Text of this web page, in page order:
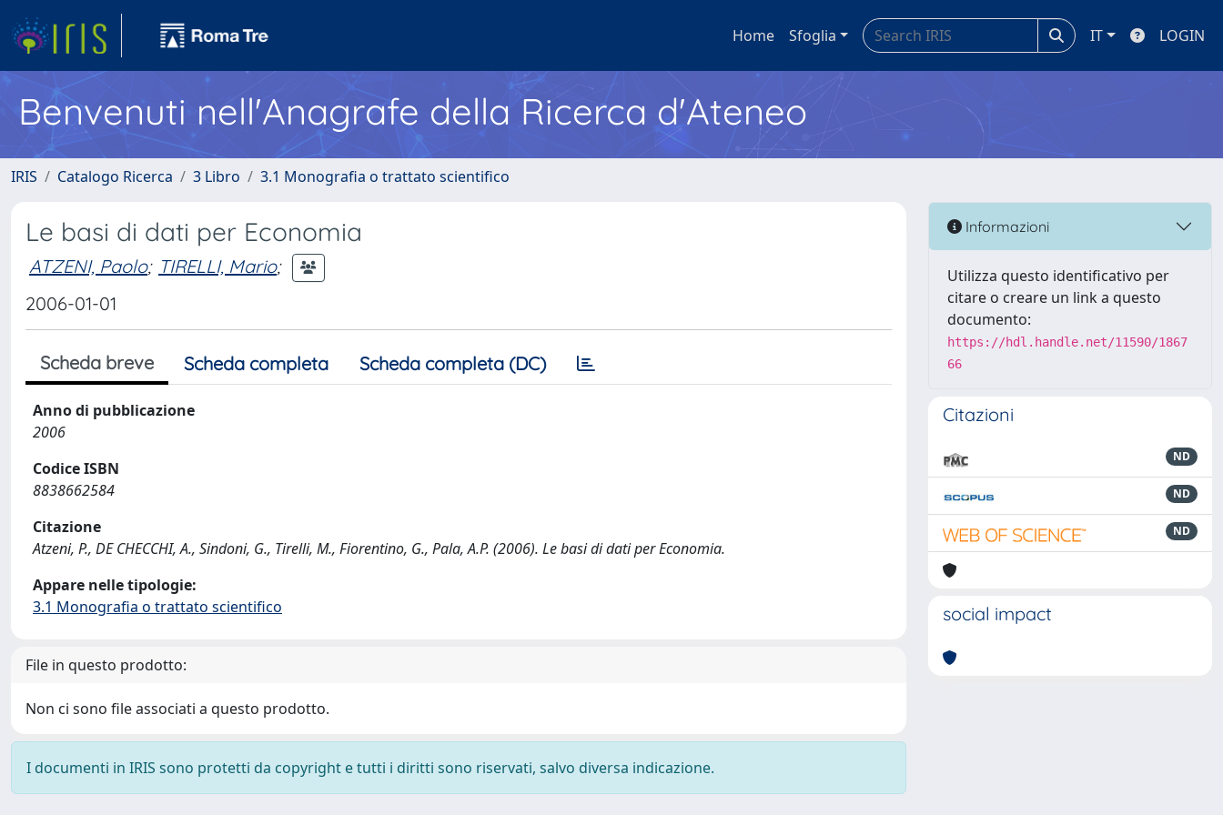
Home Sfoglia IT LOGIN
Benvenuti nell'Anagrafe della Ricerca d'Ateneo
IRIS Catalogo Ricerca 3 Libro 3.1 Monografia o trattato scientifico
Le basi di dati per Economia
ATZENI, Paolo; TIRELLI, Mario;
2006-01-01
Scheda breve Scheda completa Scheda completa (DC)
Anno di pubblicazione
2006
Codice ISBN
8838662584
Citazione
Atzeni, P., DE CHECCHI, A., Sindoni, G., Tirelli, M., Fiorentino, G., Pala, A.P. (2006). Le basi di dati per Economia.
Appare nelle tipologie:
3.1 Monografia o trattato scientifico
File in questo prodotto:
Non ci sono file associati a questo prodotto.
I documenti in IRIS sono protetti da copyright e tutti i diritti sono riservati, salvo diversa indicazione.
Informazioni
Utilizza questo identificativo per
citare o creare un link a questo
documento:
https://hdl.handle.net/11590/1867
66
Citazioni
ND
ND
ND
social impact